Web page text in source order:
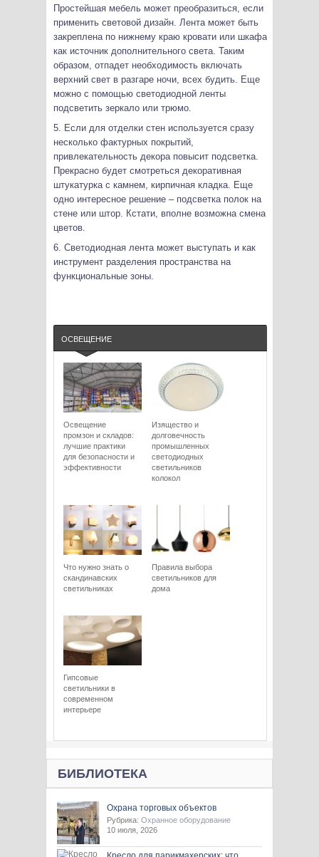
Простейшая мебель может преобразиться, если
применить световой дизайн. Лента может быть
закреплена по нижнему краю кровати или шкафа
как источник дополнительного света. Таким
образом, отпадет необходимость включать
верхний свет в разгаре ночи, всех будить. Еще
можно с помощью светодиодной ленты
подсветить зеркало или трюмо.
5. Если для отделки стен используется сразу
несколько фактурных покрытий,
привлекательность декора повысит подсветка.
Прекрасно будет смотреться декоративная
штукатурка с камнем, кирпичная кладка. Еще
одно интересное решение – подсветка полок на
стене или штор. Кстати, вполне возможна смена
цветов.
6. Светодиодная лента может выступать и как
инструмент разделения пространства на
функциональные зоны.
ОСВЕЩЕНИЕ
Освещение
промзон и складов:
лучшие практики
для безопасности и
эффективности
Изящество и
долговечность
промышленных
светодиодных
светильников
колокол
Что нужно знать о
скандинавских
светильниках
Правила выбора
светильников для
дома
Гипсовые
светильники в
современном
интерьере
БИБЛИОТЕКА
Охрана торговых объектов
Рубрика: Охранное оборудование
10 июля, 2026